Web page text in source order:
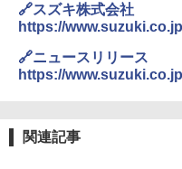
🔗スズキ株式会社
https://
🔗ニュースリリース
https://
関連記事